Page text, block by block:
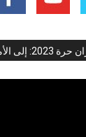
نحو جمهورية ديمقراطية